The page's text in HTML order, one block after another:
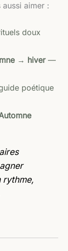
aussi aimer :
doux
→ hiver—
poétique